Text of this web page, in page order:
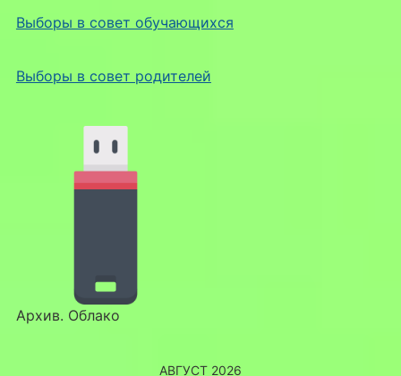
Выборы в совет обучающихся
Выборы в совет родителей
Архив. Облако
АВГУСТ 2026